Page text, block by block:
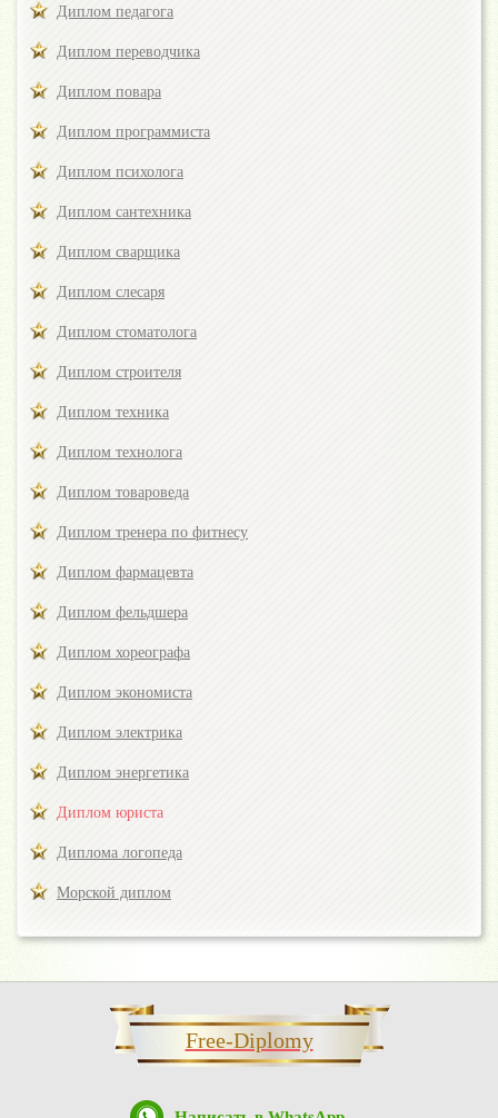
Диплом педагога
Диплом переводчика
Диплом повара
Диплом программиста
Диплом психолога
Диплом сантехника
Диплом сварщика
Диплом слесаря
Диплом стоматолога
Диплом строителя
Диплом техника
Диплом технолога
Диплом товароведа
Диплом тренера по фитнесу
Диплом фармацевта
Диплом фельдшера
Диплом хореографа
Диплом экономиста
Диплом электрика
Диплом энергетика
Диплом юриста
Диплома логопеда
Морской диплом
Free-Diplomy